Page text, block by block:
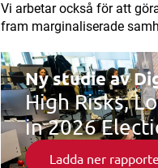
Vi arbetar också för att
fram marginaliserade
Ny studie av
High Risks,
in 2026
Ladda ner